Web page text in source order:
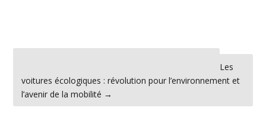
Les
voitures écologiques : révolution pour l’environnement et
l’avenir de la mobilité →